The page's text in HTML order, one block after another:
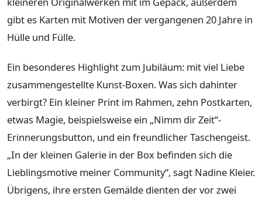
gibt es Karten mit Motiven der vergangenen 20 Jahre in
Hülle und Fülle.
Ein besonderes Highlight zum Jubiläum: mit viel Liebe
zusammengestellte Kunst-Boxen. Was sich dahinter
verbirgt? Ein kleiner Print im Rahmen, zehn Postkarten,
etwas Magie, beispielsweise ein „Nimm dir Zeit“-
Erinnerungsbutton, und ein freundlicher Taschengeist.
„In der kleinen Galerie in der Box befinden sich die
Lieblingsmotive meiner Community“, sagt Nadine Kleier.
Übrigens, ihre ersten Gemälde dienten der vor zwei